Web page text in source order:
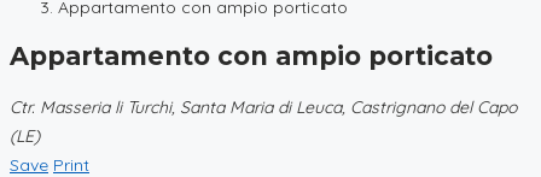
Appartamento con ampio porticato
Appartamento con ampio porticato
Ctr. Masseria li Turchi, Santa Maria di Leuca, Castrignano del Capo
(LE)
Save Print